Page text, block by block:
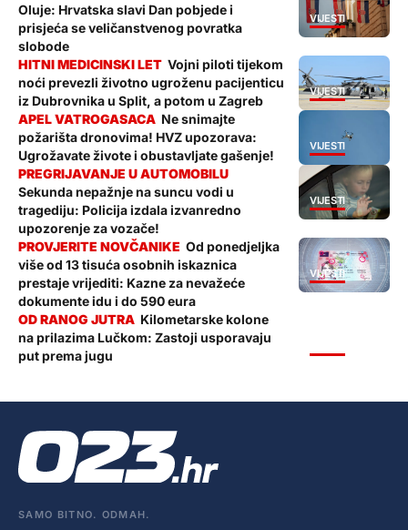
VIJESTI
Oluje: Hrvatska slavi Dan pobjede i
prisjeća se veličanstvenog povratka
slobode
VIJESTI
Vojni piloti tijekom
noći prevezli životno ugroženu pacijenticu
iz Dubrovnika u Split, a potom u Zagreb
VIJESTI
Ne snimajte
požarišta dronovima! HVZ upozorava:
Ugrožavate živote i obustavljate gašenje!
VIJESTI
Sekunda nepažnje na suncu vodi u
tragediju: Policija izdala izvanredno
upozorenje za vozače!
VIJESTI
Od ponedjeljka
više od 13 tisuća osobnih iskaznica
prestaje vrijediti: Kazne za nevažeće
dokumente idu i do 590 eura
Kilometarske kolone
na prilazima Lučkom: Zastoji usporavaju
put prema jugu
SAMO BITNO. ODMAH.